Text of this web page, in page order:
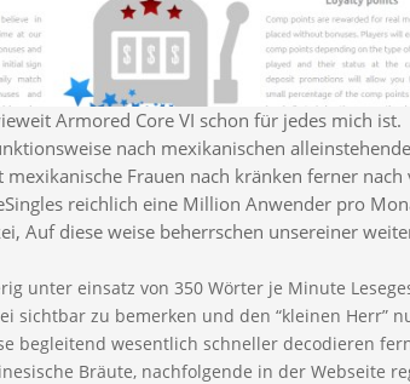
Armored Core VI schon für jedes mich ist.
nach mexikanischen
Frauen nach kränken ferner nach
reichlich eine Million Anwender pro
Auf diese weise beherrschen unsereiner
unter einsatz von 350 Wörter je Minute
sichtbar zu bemerken und den “kleinen Herr”
begleitend wesentlich schneller decodieren
Bräute, nachfolgende in der Webseite